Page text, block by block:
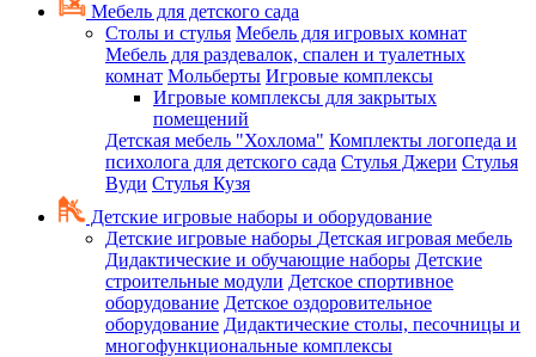
Мебель для детского сада
Столы и стулья Мебель для игровых комнат
Мебель для раздевалок, спален и туалетных
комнат Мольберты Игровые комплексы
Игровые комплексы для закрытых
помещений
Детская мебель "Хохлома" Комплекты логопеда и
психолога для детского сада Стулья Джери Стулья
Вуди Стулья Кузя
Детские игровые наборы и оборудование
Детские игровые наборы Детская игровая мебель
Дидактические и обучающие наборы Детские
строительные модули Детское спортивное
оборудование Детское оздоровительное
оборудование Дидактические столы, песочницы и
многофункциональные комплексы